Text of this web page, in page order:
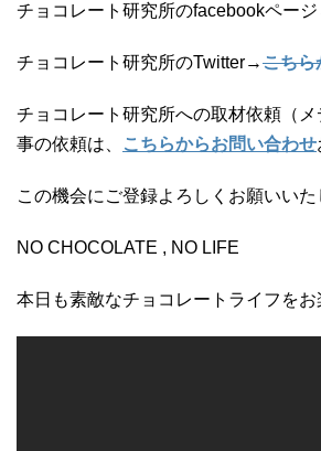
チョコレート研究所のfacebookペー
チョコレート研究所のTwitter→こちら
チョコレート研究所への取材依頼（
事の依頼は、
こちらからお問い合わせ
この機会にご登録よろしくお願いい
NO CHOCOLATE , NO LIFE
本日も素敵なチョコレートライフを